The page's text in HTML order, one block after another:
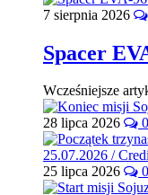
7 sierpnia 2026
Spacer
Wcześniejsze
28 lipca 2026 0
25 lipca 2026 0